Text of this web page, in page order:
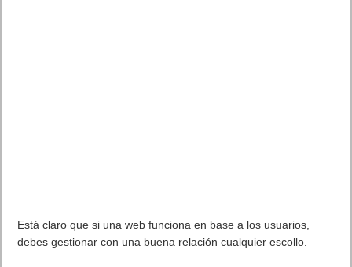
Está claro que si una web funciona en base a los usuarios,
debes gestionar con una buena relación cualquier escollo.